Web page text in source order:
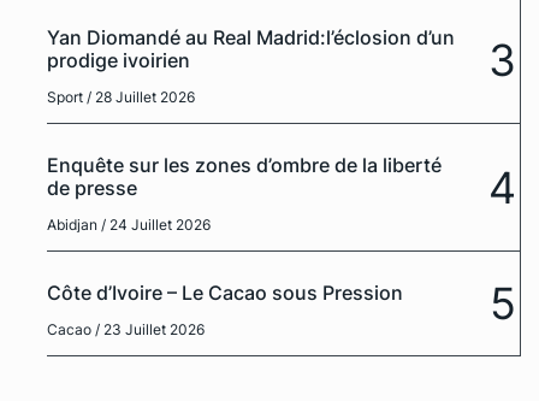
Yan Diomandé au Real Madrid:l’éclosion d’un
prodige ivoirien
Sport / 28 Juillet 2026
3
Enquête sur les zones d’ombre de la liberté
de presse
Abidjan / 24 Juillet 2026
4
Côte d’Ivoire – Le Cacao sous Pression
Cacao / 23 Juillet 2026 5